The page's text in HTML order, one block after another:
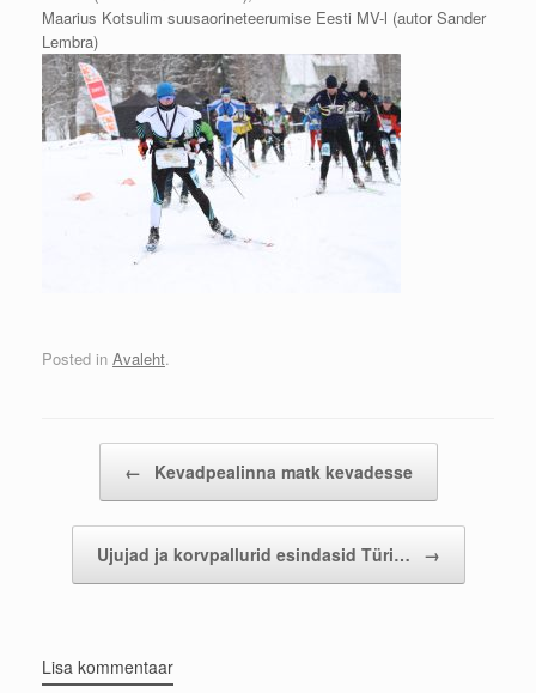
Maarius Kotsulim suusaorineteerumise Eesti MV-l (autor Sander
Lembra)
Posted in Avaleht.
← Kevadpealinna matk kevadesse
Ujujad ja korvpallurid esindasid Türi… →
Lisa kommentaar